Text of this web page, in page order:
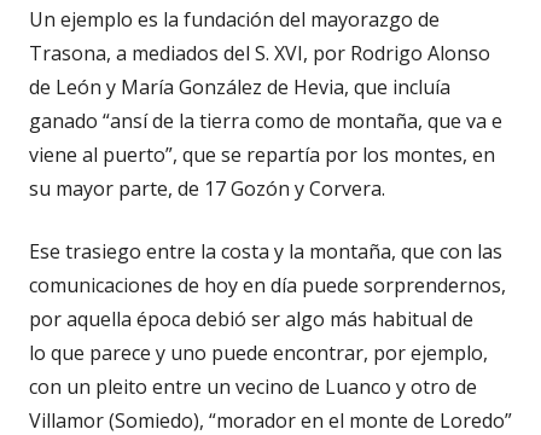
Un ejemplo es la fundación del mayorazgo de
Trasona, a mediados del S. XVI, por Rodrigo Alonso
de León y María González de Hevia, que incluía
ganado “ansí de la tierra como de montaña, que va e
viene al puerto”, que se repartía por los montes, en
su mayor parte, de 17 Gozón y Corvera.
Ese trasiego entre la costa y la montaña, que con las
comunicaciones de hoy en día puede sorprendernos,
por aquella época debió ser algo más habitual de
lo que parece y uno puede encontrar, por ejemplo,
con un pleito entre un vecino de Luanco y otro de
Villamor (Somiedo), “morador en el monte de Loredo”